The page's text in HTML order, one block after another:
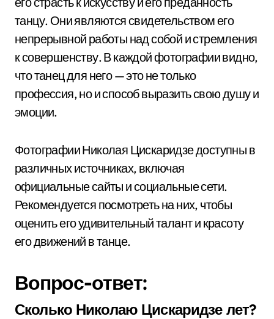
танцу. Они являются свидетельством его
непрерывной работы над собой и стремления
к совершенству. В каждой фотографии видно,
что танец для него — это не только
профессия, но и способ выразить свою душу и
эмоции.
Фотографии Николая Цискаридзе доступны в
различных источниках, включая
официальные сайты и социальные сети.
Рекомендуется посмотреть на них, чтобы
оценить его удивительный талант и красоту
его движений в танце.
Вопрос-ответ:
Сколько Николаю Цискаридзе лет?